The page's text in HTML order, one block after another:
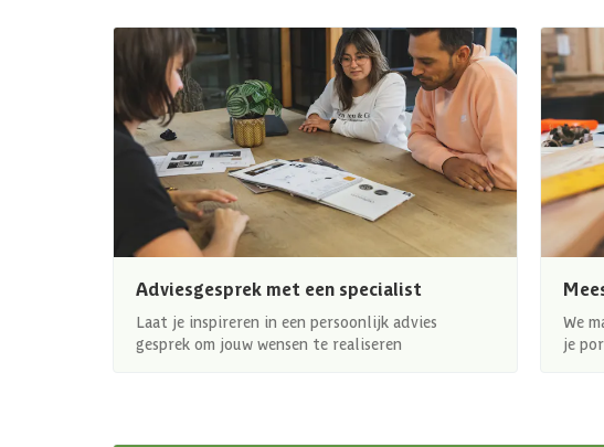
Adviesgesprek met een specialist
Laat je inspireren in een persoonlijk advies
gesprek om jouw wensen te realiseren
We
je